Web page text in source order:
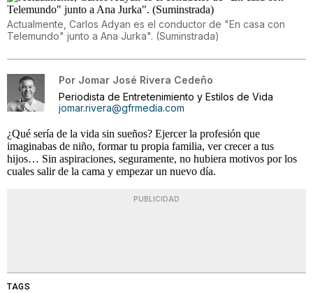
Actualmente, Carlos Adyan es el conductor de "En casa con
Telemundo" junto a Ana Jurka". (Suminstrada)
Por Jomar José Rivera Cedeño
Periodista de Entretenimiento y Estilos de Vida
jomar.rivera@gfrmedia.com
¿Qué sería de la vida sin sueños? Ejercer la profesión que
imaginabas de niño, formar tu propia familia, ver crecer a tus
hijos… Sin aspiraciones, seguramente, no hubiera motivos por los
cuales salir de la cama y empezar un nuevo día.
PUBLICIDAD
TAGS